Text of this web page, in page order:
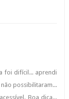
foi difícil... aprendi
possibilitaram...
Boa dica...